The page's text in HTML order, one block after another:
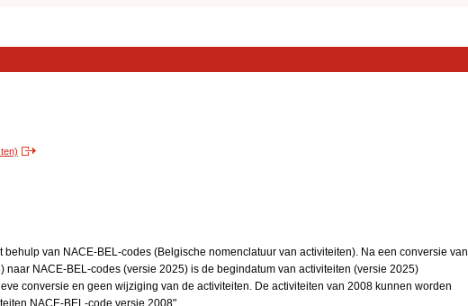
van NACE-BEL-codes (Belgische nomenclatuur van activiteiten). Na een conversie van
NACE-BEL-codes (versie 2025) is de begindatum van activiteiten (versie 2025)
conversie en geen wijziging van de activiteiten. De activiteiten van 2008 kunnen worden